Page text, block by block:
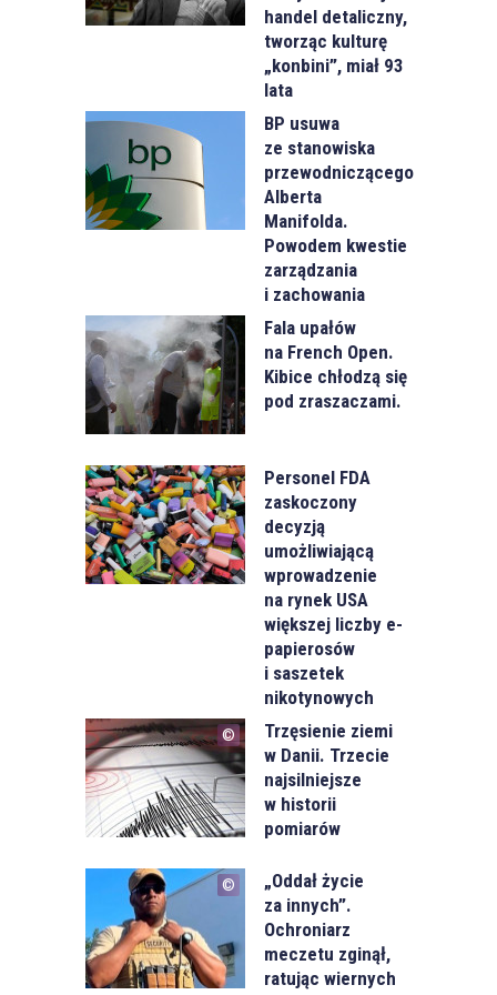
handel detaliczny,
tworząc kulturę
„konbini”, miał 93
lata
BP usuwa
ze stanowiska
przewodniczącego
Alberta
Manifolda.
Powodem kwestie
zarządzania
i zachowania
Fala upałów
na French Open.
Kibice chłodzą się
pod zraszaczami.
Personel FDA
zaskoczony
decyzją
umożliwiającą
wprowadzenie
na rynek USA
większej liczby e-
papierosów
i saszetek
nikotynowych
Trzęsienie ziemi
w Danii. Trzecie
najsilniejsze
w historii
pomiarów
„Oddał życie
za innych”.
Ochroniarz
meczetu zginął,
ratując wiernych